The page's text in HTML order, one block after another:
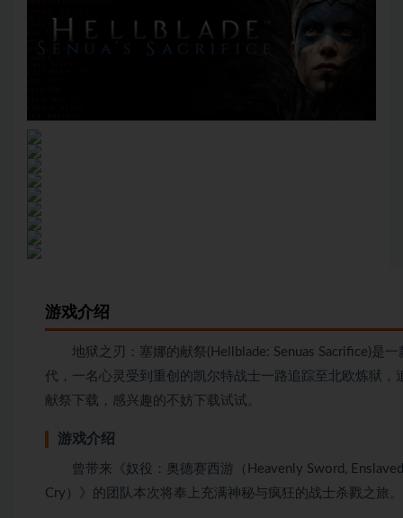
游戏介绍
地狱之刃：塞娜的献祭(Hellblade: Senuas Sacrifice)是
代，一名心灵受到重创的凯尔特战士一路追踪至北欧炼狱
献祭下载，感兴趣的不妨下载试试。
游戏介绍
曾带来《奴役：奥德赛西游（Heavenly Sword,
Cry）》的团队本次将奉上充满神秘与疯狂的战士杀戮之旅。